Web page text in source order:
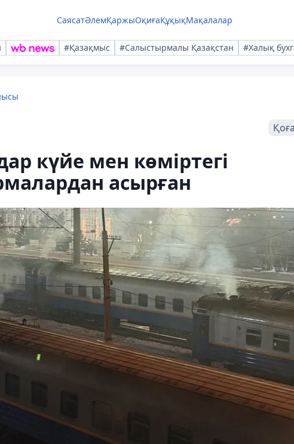
СаясатӘлемҚаржыОқиғаҚұқықМақалалар
#Қазақмыс #Салыстырмалы Қазақстан #Халық
күйе мен көміртегі
асырған